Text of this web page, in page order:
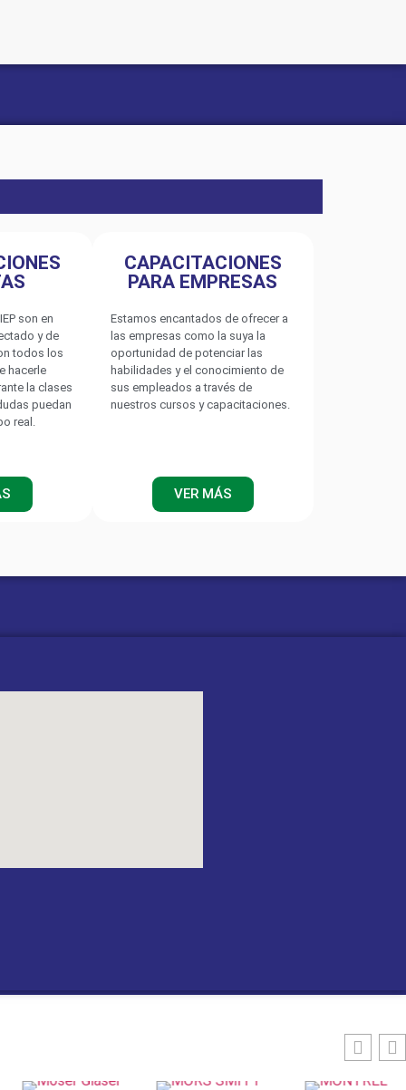
son en
y de
todos los
hacerle
la clases
puedan
real.
CAPACITACIONES
PARA EMPRESAS
Estamos encantados de ofrecer a
las empresas como la suya la
oportunidad de potenciar las
habilidades y el conocimiento de
sus empleados a través de
nuestros cursos y capacitaciones.
VER MÁS